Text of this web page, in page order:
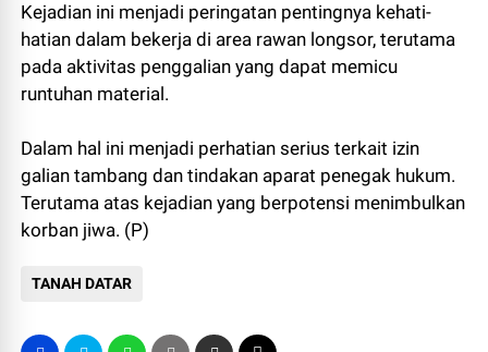
Kejadian ini menjadi peringatan pentingnya kehati-
hatian dalam bekerja di area rawan longsor, terutama
pada aktivitas penggalian yang dapat memicu
runtuhan material.
Dalam hal ini menjadi perhatian serius terkait izin
galian tambang dan tindakan aparat penegak hukum.
Terutama atas kejadian yang berpotensi menimbulkan
korban jiwa. (P)
TANAH DATAR